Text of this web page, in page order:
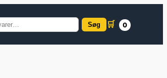
Søg 🛒 0